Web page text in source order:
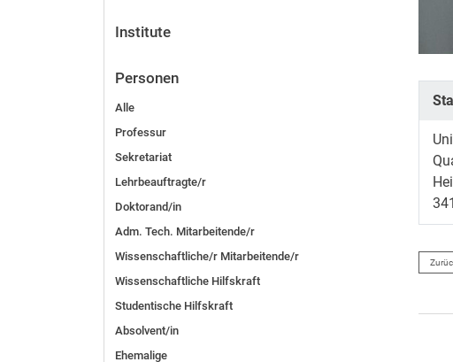
Institute
Personen
Alle
Professur
Sekretariat
Lehrbeauftragte/r
Doktorand/in
Adm. Tech. Mitarbeitende/r
Wissenschaftliche/r Mitarbeitende/r
Wissenschaftliche Hilfskraft
Studentische Hilfskraft
Absolvent/in
Ehemalige